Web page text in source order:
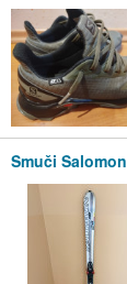
Smuči Salomon